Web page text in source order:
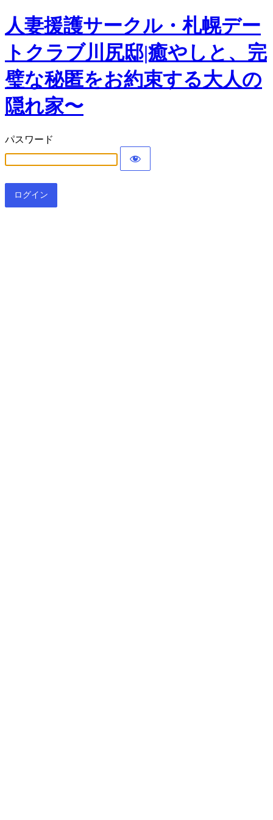
人妻援護サークル・札幌デー
トクラブ川尻邸|癒やしと、完
璧な秘匿をお約束する大人の
隠れ家〜
パスワード